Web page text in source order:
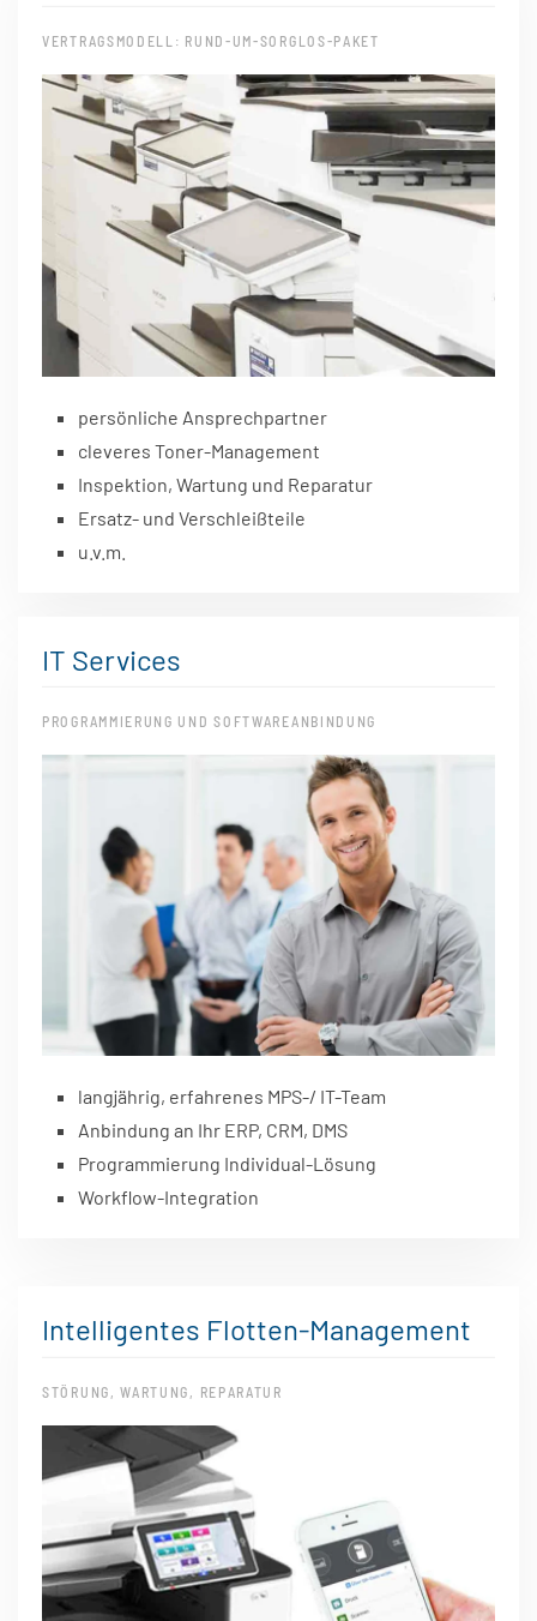
VERTRAGSMODELL: RUND-UM-SORGLOS-PAKET
persönliche Ansprechpartner
cleveres Toner-Management
Inspektion, Wartung und Reparatur
Ersatz- und Verschleißteile
u.v.m.
IT Services
PROGRAMMIERUNG UND SOFTWAREANBINDUNG
langjährig, erfahrenes MPS-/ IT-Team
Anbindung an Ihr ERP, CRM, DMS
Programmierung Individual-Lösung
Workflow-Integration
Intelligentes Flotten-Management
STÖRUNG, WARTUNG, REPARATUR